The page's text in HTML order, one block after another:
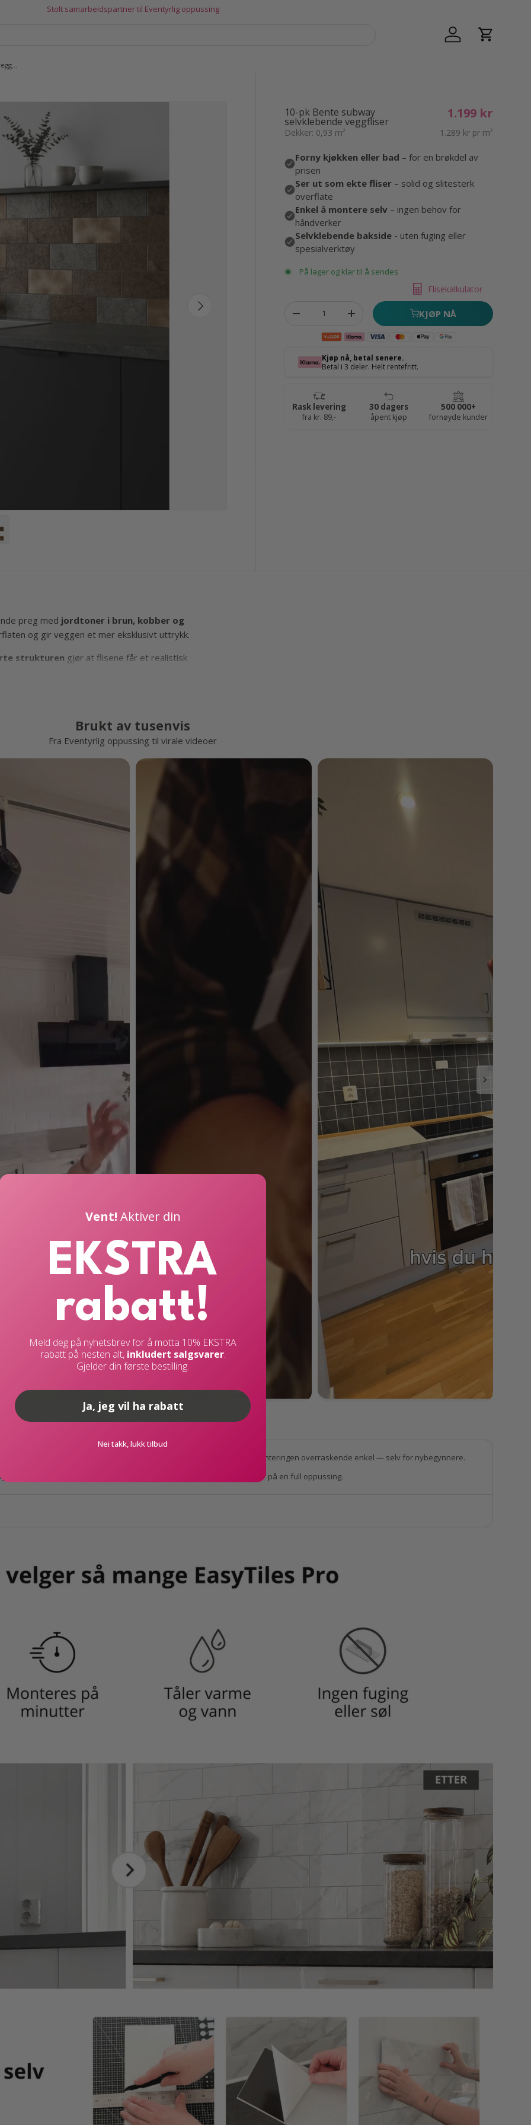
Stolt samarbeidspartner til Eventyrlig oppussing
Logg innHandlekurv
Neste
10-pk Bente subway
selvklebende veggfliser
1.199 kr
Dekker: 0,93 m² 1.289 kr pr m²
På lager og klar til å sendes
Flisekalkulator
Fjern antall
Øk antall KJØP NÅ
preg med jordtoner i brun, kobber og
og gir veggen et mer eksklusivt uttrykk.
strukturen gjør at flisene får et realistisk
og kanter. Overflaten er laget for
kjøkkenbenk, men fungerer også svært fint
som passer godt sammen med både
Brukt av tusenvis
Fra Eventyrlig oppussing til virale videoer
som gjør at de ser ut som ekte fliser. Selvklebende bakside gjør monteringen overraskende enkel — selv for nybegynnere.
benk. En smart løsning når du vil oppgradere uten å bruke tid og penger på en full oppussing.
Vent! Aktiver din
EKSTRA
rabatt!
Meld deg på nyhetsbrev for å motta 10% EKSTRA
rabatt på nesten alt,inkludert salgsvarer.
Gjelder din første bestilling.
Ja, jeg vil ha rabatt
Nei takk, lukk tilbud